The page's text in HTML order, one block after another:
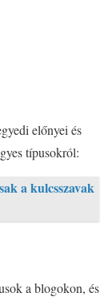
előnyei és
típusokról:
a kulcsszavak
a blogokon, és